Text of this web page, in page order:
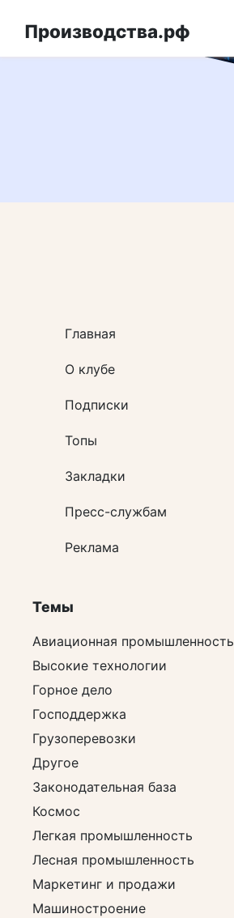
Производства.рф
Главная
О клубе
Подписки
Топы
Закладки
Пресс-службам
Реклама
Темы
Авиационная промышленность
Высокие технологии
Горное дело
Господдержка
Грузоперевозки
Другое
Законодательная база
Космос
Легкая промышленность
Лесная промышленность
Маркетинг и продажи
Машиностроение